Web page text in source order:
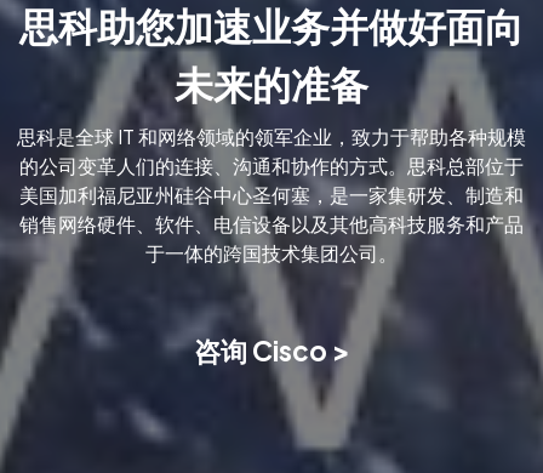
思科助您加速业务并做好面向
未来的准备
思科是全球 IT 和网络领域的领军企业，致力于帮助各种规模
的公司变革人们的连接、沟通和协作的方式。思科总部位于
美国加利福尼亚州硅谷中心圣何塞，是一家集研发、制造和
销售网络硬件、软件、电信设备以及其他高科技服务和产品
于一体的跨国技术集团公司。
咨询 Cisco >